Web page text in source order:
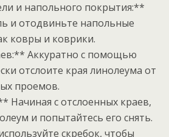
и напольного покрытия:**
и отодвиньте напольные
ковры и коврики.
Аккуратно с помощью
отслоите края линолеума от
проемов.
Начиная с отслоенных краев,
и попытайтесь его снять.
скребок, чтобы